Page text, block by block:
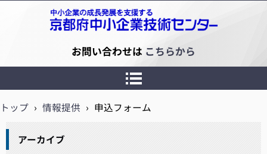
京都府中小企業技術センター
お問い合わせは こちらから
トップ › 情報提供 › 申込フォーム
アーカイブ